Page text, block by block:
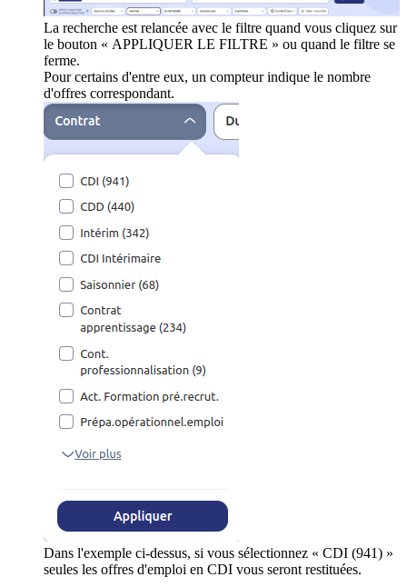
La recherche est relancée avec le filtre quand vous cliquez sur
le bouton « APPLIQUER LE FILTRE » ou quand le filtre se
ferme.
Pour certains d'entre eux, un compteur indique le nombre
d'offres correspondant.
Dans l'exemple ci-dessus, si vous sélectionnez « CDI (941) »
seules les offres d'emploi en CDI vous seront restituées.